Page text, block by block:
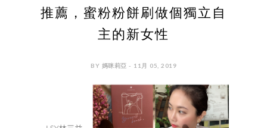
推薦，蜜粉粉餅刷做個獨立自
主的新女性
BY 媽咪莉亞 - 11月 05, 2019